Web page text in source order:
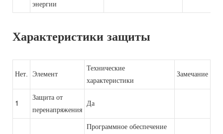
энергии
Характеристики защиты
Нет. Элемент
Технические
характеристики
Замечание
1
Защита от
перенапряжения
Да
Программное обеспечение